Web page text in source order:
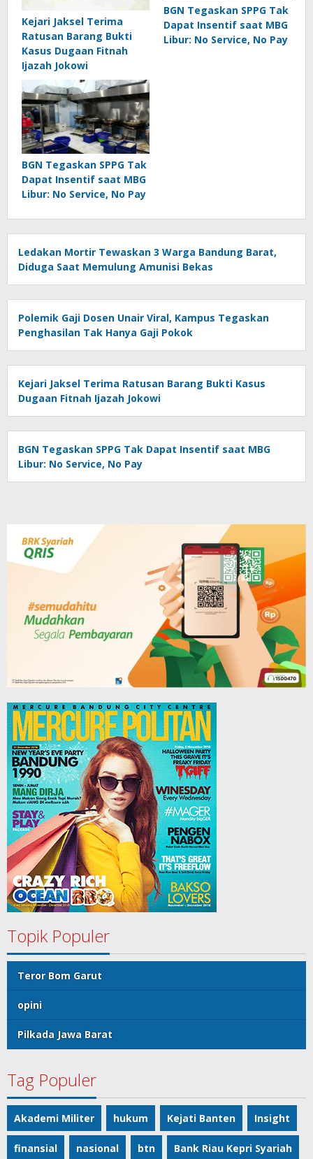
Kejari Jaksel Terima
Ratusan Barang Bukti
Kasus Dugaan Fitnah
Ijazah Jokowi
BGN Tegaskan SPPG Tak
Dapat Insentif saat MBG
Libur: No Service, No Pay
BGN Tegaskan SPPG Tak
Dapat Insentif saat MBG
Libur: No Service, No Pay
Ledakan Mortir Tewaskan 3 Warga Bandung Barat,
Diduga Saat Memulung Amunisi Bekas
Polemik Gaji Dosen Unair Viral, Kampus Tegaskan
Penghasilan Tak Hanya Gaji Pokok
Kejari Jaksel Terima Ratusan Barang Bukti Kasus
Dugaan Fitnah Ijazah Jokowi
BGN Tegaskan SPPG Tak Dapat Insentif saat MBG
Libur: No Service, No Pay
Topik Populer
Teror Bom Garut
opini
Pilkada Jawa Barat
Tag Populer
Akademi Militer hukum Kejati Banten Insight
finansial nasional btn Bank Riau Kepri Syariah